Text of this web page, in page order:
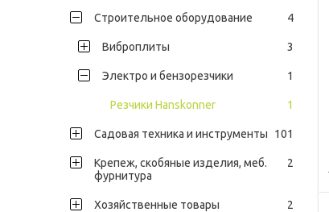
Строительное оборудование 4
Виброплиты 3
Электро и бензорезчики 1
Резчики Hanskonner 1
Садовая техника и инструменты 101
Крепеж, скобяные изделия, меб.
фурнитура
2
Хозяйственные товары 2